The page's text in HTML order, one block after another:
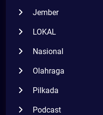
Jember
LOKAL
Nasional
Olahraga
Pilkada
Podcast